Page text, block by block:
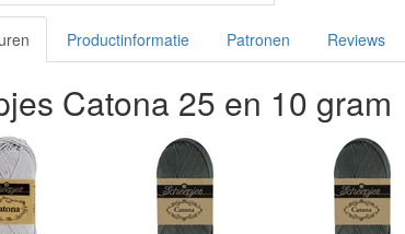
Productinformatie Patronen Reviews
Catona 25 en 10 gram